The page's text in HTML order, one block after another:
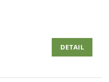
DETAIL